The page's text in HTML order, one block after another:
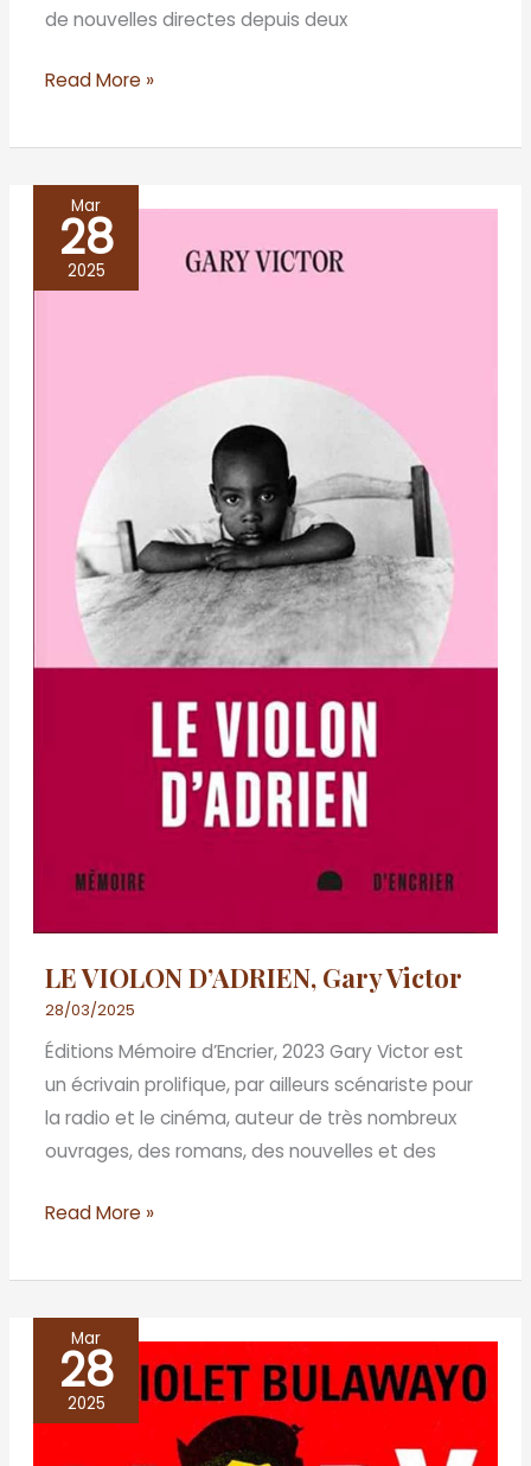
de nouvelles directes depuis deux
Read More »
Mar
28
2025
LE VIOLON D’ADRIEN, Gary Victor
28/03/2025
Éditions Mémoire d’Encrier, 2023 Gary Victor est
un écrivain prolifique, par ailleurs scénariste pour
la radio et le cinéma, auteur de très nombreux
ouvrages, des romans, des nouvelles et des
VIOLON
Read More »
Mar
28
2025
GLORY,
NoViolet